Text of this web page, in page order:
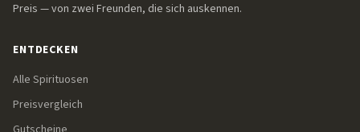
Preis — von zwei Freunden, die sich auskennen.
ENTDECKEN
Alle Spirituosen
Preisvergleich